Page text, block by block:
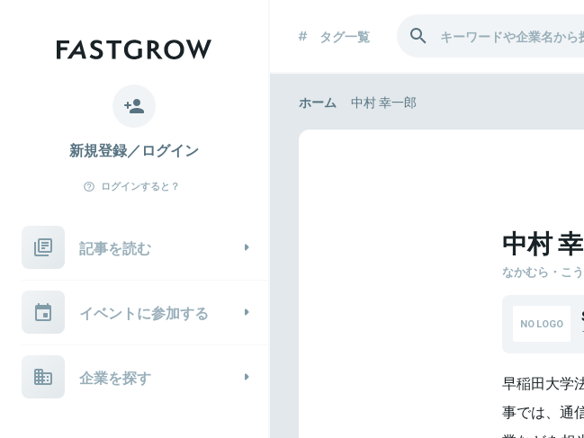
新規登録／ログイン
ログインすると？
記事を読む
イベントに参加する
企業を探す
タグ一覧
ホーム 中村 幸一郎
中村
なかむら・こ
早稲⽥⼤学
事では、通